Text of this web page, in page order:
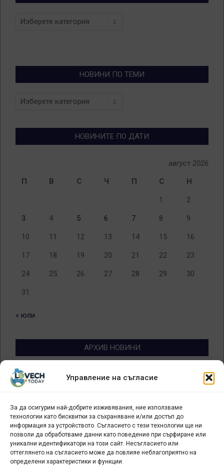
Управление на съгласие
За да осигурим най-добрите изживявания, ние използваме
технологии като бисквитки за съхраняване и/или достъп до
информация за устройството. Съгласието с тези технологии ще ни
позволи да обработваме данни като поведение при сърфиране или
уникални идентификатори на този сайт. Несъгласието или
оттеглянето на съгласието може да повлияе неблагоприятно на
определени характеристики и функции.
Categories
НОВИНИ ПО ТЕМИ
Новини
НОВИНИТЕ ПО ДАТИ
август 2026
П
В С Ч П С Н
1 2
3 4 5 6 7 8 9
10 11 12 13 14 15 16
17 18 19 20 21 22 23
24 25 26 27 28 29 30
31
« юли
АРХИВ НОВИНИ
Архив
новини
БИЗНЕС
Арт галерия "Мостове" – магазин за изкуство
СЕВЕРОЗАПАДА ИНФОРМАЦИОНЕН БИЗНЕС
ТУРИСТИЧЕСКИ КЛЪСТЕР